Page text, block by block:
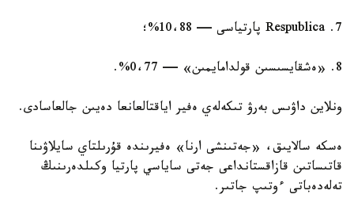
7. Respublica پارتياسى — 10،88%؛
8. «ەشقايسىسىن قولدامايمىن» — 0،77%.
ونلاين داۋىس بەرۋ تىكەلەي ەفير اياقتالعانعا دەيىن جالعاسادى.
ەسكە سالايىق، «جەتىنشى ارنا» ەفيرىندە قۇرىلتاي سايلاۋىنا
قاتىساتىن قازاقستانداعى جەتى ساياسي پارتيا وكىلدەرىنىڭ
تەلەدەباتى ءوتىپ جاتىر.